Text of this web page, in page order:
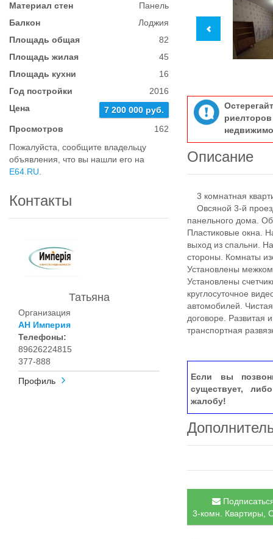
Материал стен
Панель
Балкон
Лоджия
Площадь общая
82
Площадь жилая
45
Площадь кухни
16
Год постройки
2016
Цена
7 200 000 руб.
Просмотров
162
Пожалуйста, сообщите владельцу
объявления, что вы нашли его на
E64.RU
Контакты
Татьяна
Организация
АН Империя
Телефоны:
89626224815
377-888
Профиль
Описание
3 комнатная
Овсяной 3-й
панельного дома.
Пластиковые окна.
выход из спальни.
стороны. Комнаты
Установлены
Установлены
круглосуточное
автомобилей.
договоре. Развитая
транспортная
Если вы
существует,
жалобу!
3-комн. Квартиры,